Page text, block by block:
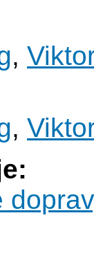
,
,